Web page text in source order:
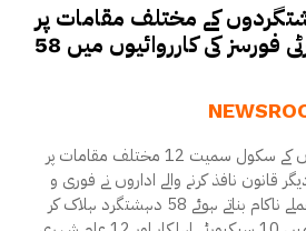
کے مختلف مقامات پر
حملے ناکام، سیکیورٹی فورسز کی کارروائیوں میں 58
بلوچستان میں دہشتگردوں کے سکول سمیت 12 مختلف مقامات پر
قانون نافذ کرنے والے اداروں نے فوری و
مؤثر کارروائیوں میں تمام حملے ناکام بناتے ہوئے 58 دہشتگرد ہلاک کر